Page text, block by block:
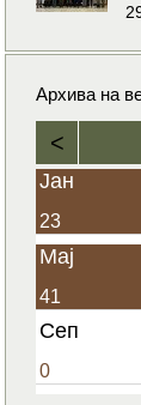
Архива на
<
Јан
23
Мај
41
Сеп
0